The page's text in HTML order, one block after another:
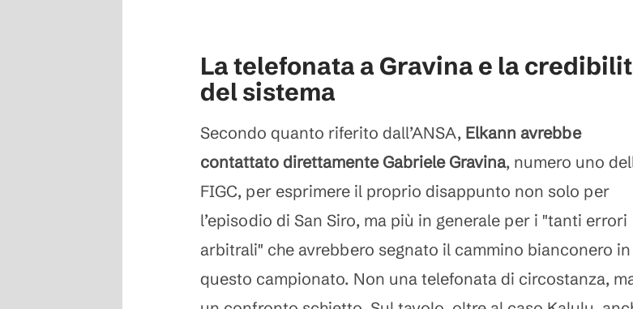
La telefonata a Gravina e la
del sistema
Secondo quanto riferito dall’ANSA, Elkann avrebbe
contattato direttamente Gabriele Gravina, numero uno
FIGC, per esprimere il proprio disappunto non solo per
l’episodio di San Siro, ma più in generale per i "tanti errori
arbitrali" che avrebbero segnato il cammino bianconero in
questo campionato. Non una telefonata di circostanza,